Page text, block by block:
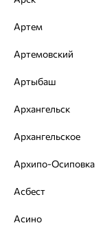
Каталог
Акции
Доставка
Артем
Артемовский
Артыбаш
Архангельск
Архангельское
Архипо-Осиповка
Асбест
Асино